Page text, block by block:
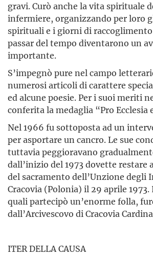
gravi. Curò anche la vita spirituale
infermiere, organizzando per loro
spirituali e i giorni di
passar del tempo diventarono un
importante.
S’impegnò pure nel campo
numerosi articoli di carattere
ed alcune poesie. Per i suoi meriti
conferita la medaglia “Pro Ecclesia
Nel 1966 fu sottoposta ad un
per asportare un cancro. Le sue
tuttavia peggioravano
dall’inizio del 1973 dovette restare
del sacramento dell’Unzione degli
Cracovia (Polonia) il 29 aprile
quali partecipò un’enorme folla,
dall’Arcivescovo di Cracovia
ITER DELLA CAUSA